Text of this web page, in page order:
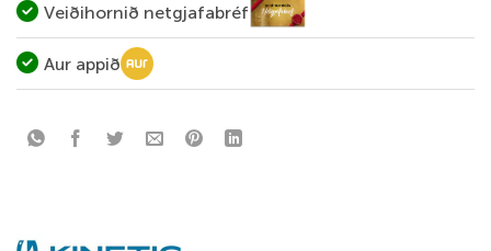
Veiðihornið netgjafabréf
Aur appið